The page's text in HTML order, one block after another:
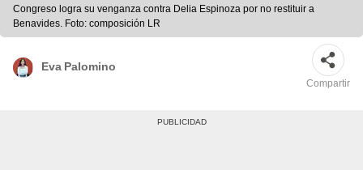
Congreso logra su venganza contra Delia Espinoza por no restituir a
Benavides. Foto: composición LR
Eva Palomino
Compartir